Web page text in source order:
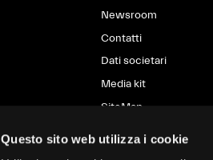
Questo sito web utilizza i cookie
Newsroom
Contatti
Dati societari
Media kit
SiteMap